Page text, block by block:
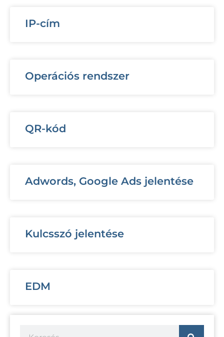
IP-cím
Operációs rendszer
QR-kód
Adwords, Google Ads jelentése
Kulcsszó jelentése
EDM